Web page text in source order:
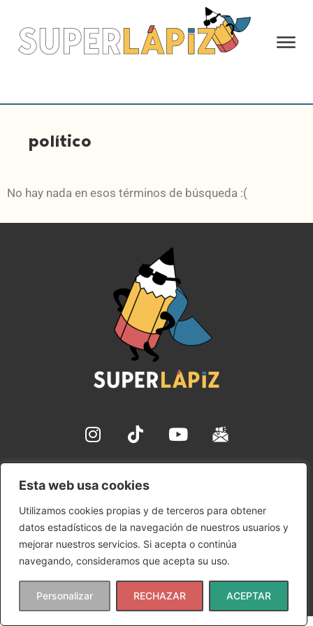
Esta web usa cookies
Utilizamos cookies propias y de terceros para obtener
datos estadísticos de la navegación de nuestros usuarios y
mejorar nuestros servicios. Si acepta o continúa
navegando, consideramos que acepta su uso.
Personalizar RECHAZAR ACEPTAR
político
No hay nada en esos términos de búsqueda :(
Aviso Legal
Política de Cookies
Política de Privacidad
Condiciones de uso